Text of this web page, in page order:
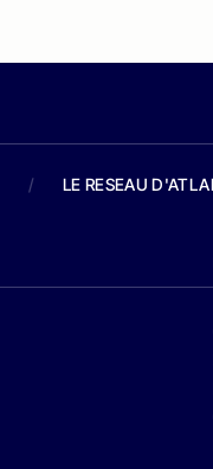
/ LE RESEAU